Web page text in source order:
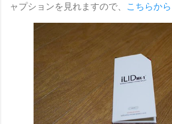
ャプションを見れますので、
こちらか